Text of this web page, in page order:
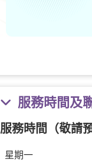
服務時間及
服務時間（敬請預
星期一